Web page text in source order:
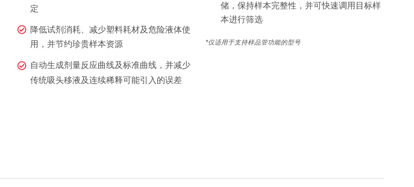
定
降低试剂消耗、减少塑料耗材及危险液体使
用，并节约珍贵样本资源
自动生成剂量反应曲线及标准曲线，并减少
传统吸头移液及连续稀释可能引入的误差
储，保持样本完整性，并可快速调用目标样
本进行筛选
*仅适用于支持样品管功能的型号